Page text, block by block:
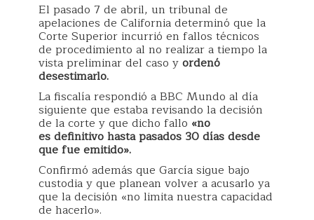
El pasado 7 de abril, un tribunal de
apelaciones de California determinó que la
Corte Superior incurrió en fallos técnicos
de procedimiento al no realizar a tiempo la
vista preliminar del caso yordenó
desestimarlo.
La fiscalía respondió a BBC Mundo al día
siguiente que estaba revisando la decisión
de la corte y que dicho fallo «no
esdefinitivo hasta pasados 30 días desde
que fue emitido».
Confirmó además que García sigue bajo
custodia y que planean volver a acusarlo ya
que la decisión «no limita nuestra capacidad
de hacerlo».